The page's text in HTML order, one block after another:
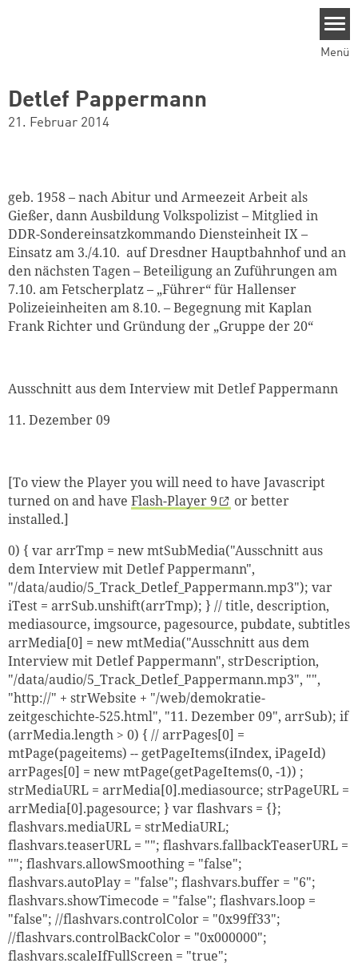
Menü
Detlef Pappermann
21. Februar 2014
geb. 1958 – nach Abitur und Armeezeit Arbeit als
Gießer, dann Ausbildung Volkspolizist – Mitglied in
DDR-Sondereinsatzkommando Diensteinheit IX –
Einsatz am 3./4.10. auf Dresdner Hauptbahnhof und an
den nächsten Tagen – Beteiligung an Zuführungen am
7.10. am Fetscherplatz – „Führer“ für Hallenser
Polizeieinheiten am 8.10. – Begegnung mit Kaplan
Frank Richter und Gründung der „Gruppe der 20“
Ausschnitt aus dem Interview mit Detlef Pappermann
11. Dezember 09
[To view the Player you will need to have Javascript
turned on and have Flash-Player 9
or better
installed.]
0) { var arrTmp = new mtSubMedia("Ausschnitt aus
dem Interview mit Detlef Pappermann",
"/data/audio/5_Track_Detlef_Pappermann.mp3"); var
iTest = arrSub.unshift(arrTmp); } // title, description,
mediasource, imgsource, pagesource, pubdate, subtitles
arrMedia[0] = new mtMedia("Ausschnitt aus dem
Interview mit Detlef Pappermann", strDescription,
"/data/audio/5_Track_Detlef_Pappermann.mp3", "",
"http://" + strWebsite + "/web/demokratie-
zeitgeschichte-525.html", "11. Dezember 09", arrSub); if
(arrMedia.length > 0) { // arrPages[0] =
mtPage(pageitems) -- getPageItems(iIndex, iPageId)
arrPages[0] = new mtPage(getPageItems(0, -1)) ;
strMediaURL = arrMedia[0].mediasource; strPageURL =
arrMedia[0].pagesource; } var flashvars = {};
flashvars.mediaURL = strMediaURL;
flashvars.teaserURL = ""; flashvars.fallbackTeaserURL =
""; flashvars.allowSmoothing = "false";
flashvars.autoPlay = "false"; flashvars.buffer = "6";
flashvars.showTimecode = "false"; flashvars.loop =
"false"; //flashvars.controlColor = "0x99ff33";
//flashvars.controlBackColor = "0x000000";
flashvars.scaleIfFullScreen = "true";